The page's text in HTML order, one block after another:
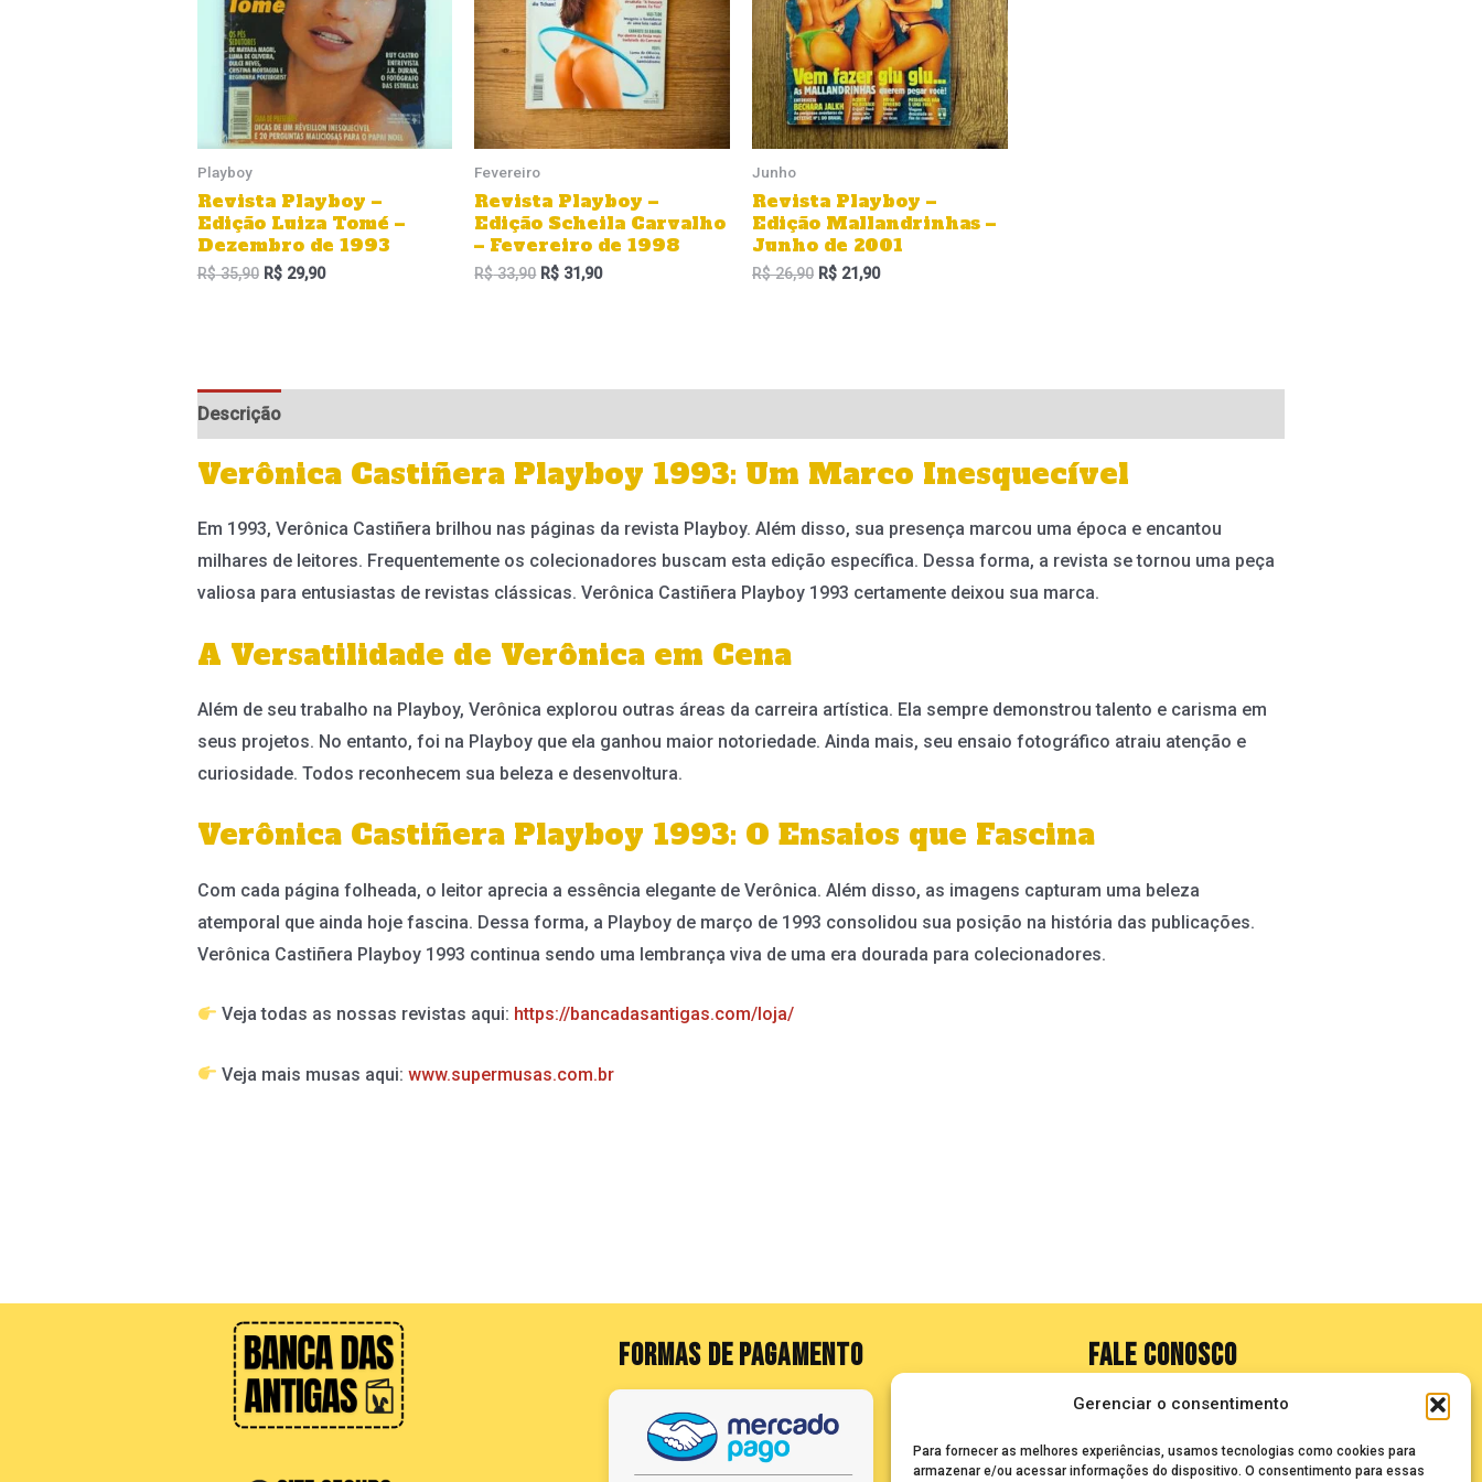
Gerenciar o consentimento
Para fornecer as melhores experiências, usamos tecnologias como cookies para
armazenar e/ou acessar informações do dispositivo. O consentimento para essas
Playboy
Revista Playboy –
Edição Luiza Tomé –
Dezembro de 1993
R$35,90 R$29,90
Fevereiro
Revista Playboy –
Edição Scheila Carvalho
– Fevereiro de 1998
R$33,90 R$ 31,90
Junho
Revista Playboy –
Edição Mallandrinhas –
Junho de 2001
R$26,90 R$ 21,90
Descrição
Verônica Castiñera Playboy 1993: Um Marco Inesquecível
Em 1993, Verônica Castiñera brilhou nas páginas da revista Playboy. Além disso, sua presença marcou uma época e encantou
milhares de leitores. Frequentemente os colecionadores buscam esta edição específica. Dessa forma, a revista se tornou uma peça
valiosa para entusiastas de revistas clássicas. Verônica Castiñera Playboy 1993 certamente deixou sua marca.
A Versatilidade de Verônica em Cena
Além de seu trabalho na Playboy, Verônica explorou outras áreas da carreira artística. Ela sempre demonstrou talento e carisma em
seus projetos. No entanto, foi na Playboy que ela ganhou maior notoriedade. Ainda mais, seu ensaio fotográfico atraiu atenção e
curiosidade. Todos reconhecem sua beleza e desenvoltura.
Verônica Castiñera Playboy 1993: O Ensaios que Fascina
Com cada página folheada, o leitor aprecia a essência elegante de Verônica. Além disso, as imagens capturam uma beleza
atemporal que ainda hoje fascina. Dessa forma, a Playboy de março de 1993 consolidou sua posição na história das publicações.
Verônica Castiñera Playboy 1993 continua sendo uma lembrança viva de uma era dourada para colecionadores.
Veja todas as nossas revistas aqui: https://bancadasantigas.com/loja/
Veja mais musas aqui: www.supermusas.com.br
FORMAS DE PAGAMENTO FALE CONOSCO
seuze@bancadasantigas.com